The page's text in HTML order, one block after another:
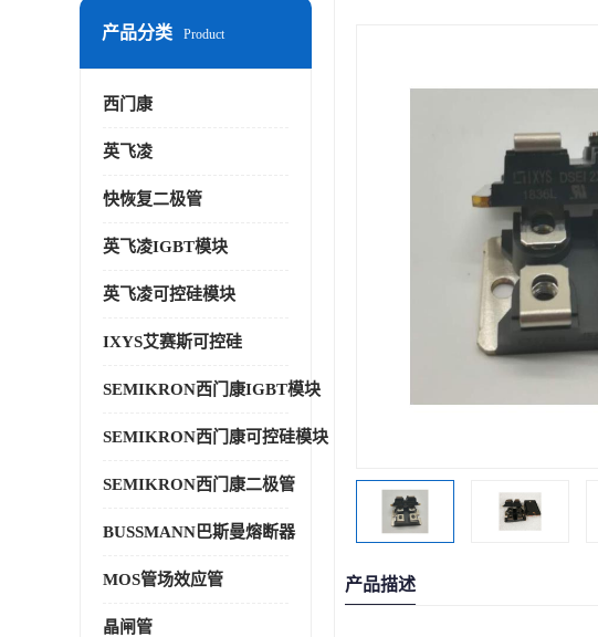
产品分类 Product
西门康
英飞凌
快恢复二极管
英飞凌IGBT模块
英飞凌可控硅模块
IXYS艾赛斯可控硅
SEMIKRON西门康IGBT模块
SEMIKRON西门康可控硅模块
SEMIKRON西门康二极管
BUSSMANN巴斯曼熔断器
MOS管场效应管
晶闸管
产品描述